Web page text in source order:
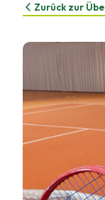
Zurück zur